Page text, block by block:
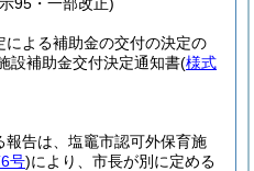
による補助金の交付の決定の
設補助金交付決定通知書(様式
報告は、塩竈市認可外保育施
号)により、市長が別に定める